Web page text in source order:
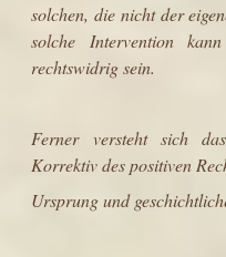
solchen, die nicht der
solche Intervention
rechtswidrig sein.
Ferner versteht sich
Korrektiv des positiven
Ursprung und